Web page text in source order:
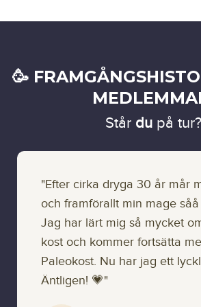
🥳
Står dupå tur?
"Efter cirka dryga 30 år mår
och framförallt min mage
Jag har lärt mig så mycket
kost och kommer fortsätta
Paleokost. Nu har jag ett
Äntligen! 💗"